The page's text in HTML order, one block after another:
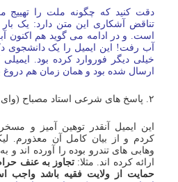
دقت کنید که چگونه ملت را تهییج
تناقض آشکاری این متن دارد: یک بار
است. و در ادامه می گوید هم اکنون
آب رفت! این ایمیل را یک دانشجوی
ارسال شده بود و همان زمان هم دروغ
۲. پاسخ های شرعی استاد مصباح ‎(وای بر ما)‎
این ایمیل آنقدر توهین آمیز و
کردم و از بیان کامل آن معذورم.
وهابی های تندرو بوده را آورده اند و
ارائه کرده اند. مثلا:تجاوز به عنف
حمایت از ولایت فقیه باشد واجب